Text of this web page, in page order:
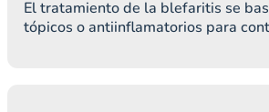
El tratamiento de la blefaritis se
tópicos o antiinflamatorios para